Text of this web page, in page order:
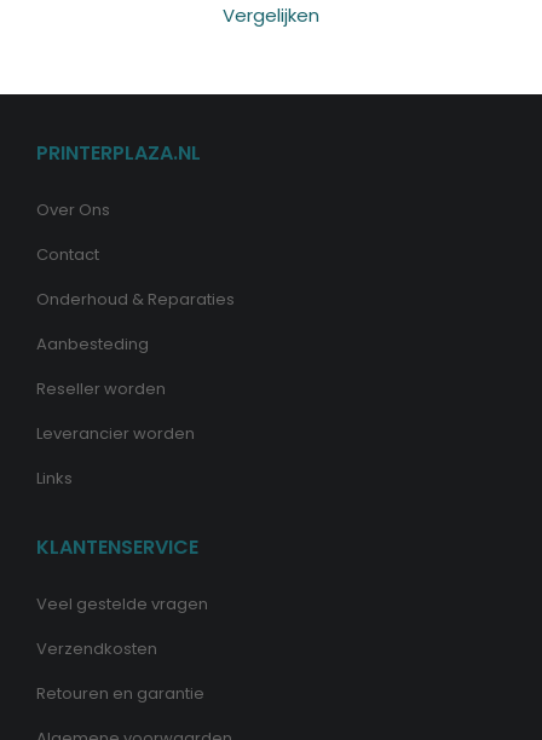
Vergelijken
PRINTERPLAZA.NL
Over Ons
Contact
Onderhoud & Reparaties
Aanbesteding
Reseller worden
Leverancier worden
Links
KLANTENSERVICE
Veel gestelde vragen
Verzendkosten
Retouren en garantie